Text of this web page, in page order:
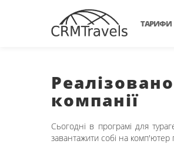
ТАРИФИ
компанії
Сьогодні в програмі для
завантажити собі на комп'ютер